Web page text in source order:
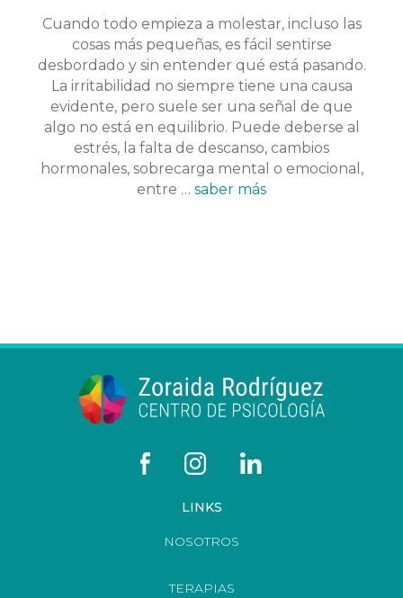
Cuando todo empieza a molestar, incluso las
cosas más pequeñas, es fácil sentirse
desbordado y sin entender qué está pasando.
La irritabilidad no siempre tiene una causa
evidente, pero suele ser una señal de que
algo no está en equilibrio. Puede deberse al
estrés, la falta de descanso, cambios
hormonales, sobrecarga mental o emocional,
entre … saber más
LINKS
NOSOTROS
TERAPIAS